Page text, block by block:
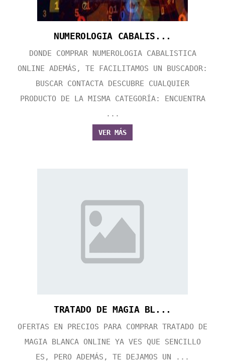
NUMEROLOGIA CABALIS...
DONDE COMPRAR NUMEROLOGIA CABALISTICA
ONLINE ADEMÁS, TE FACILITAMOS UN BUSCADOR:
BUSCAR CONTACTA DESCUBRE CUALQUIER
PRODUCTO DE LA MISMA CATEGORÍA: ENCUENTRA
...
VER MÁS
TRATADO DE MAGIA BL...
OFERTAS EN PRECIOS PARA COMPRAR TRATADO DE
MAGIA BLANCA ONLINE YA VES QUE SENCILLO
ES, PERO ADEMÁS, TE DEJAMOS UN ...